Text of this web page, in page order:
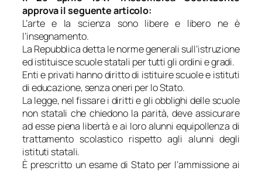
approva il seguente articolo:
L’arte e la scienza sono libere e libero ne è
l’insegnamento.
La Repubblica detta le norme generali sull’istruzione
ed istituisce scuole statali per tutti gli ordini e gradi.
Enti e privati hanno diritto di istituire scuole e istituti
di educazione, senza oneri per lo Stato.
La legge, nel fissare i diritti e gli obblighi delle scuole
non statali che chiedono la parità, deve assicurare
ad esse piena libertà e ai loro alunni equipollenza di
trattamento scolastico rispetto agli alunni degli
istituti statali.
È prescritto un esame di Stato per l’ammissione ai